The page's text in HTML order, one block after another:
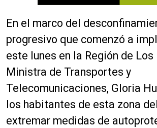
En el marco del
progresivo que comenzó a
este lunes en la Región de Los
Ministra de Transportes y
Telecomunicaciones, Gloria
los habitantes de esta zona
extremar medidas de